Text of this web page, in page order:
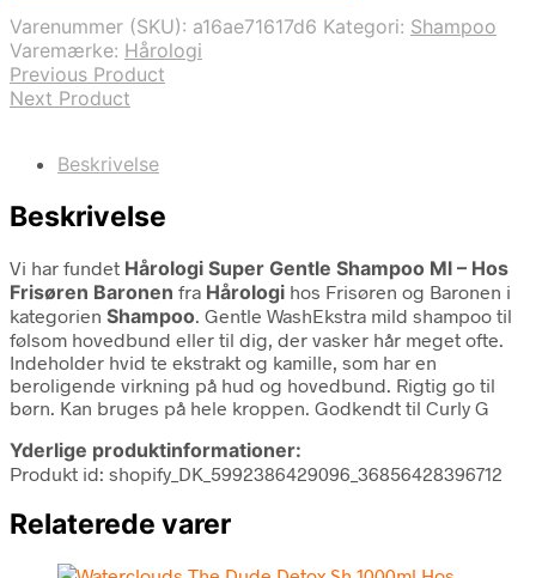
Varenummer (SKU): a16ae71617d6 Kategori: Shampoo
Varemærke: Hårologi
Previous Product
Next Product
Beskrivelse
Beskrivelse
Vi har fundet Hårologi Super Gentle Shampoo Ml – Hos
Frisøren Baronen fra Hårologi hos Frisøren og Baronen i
kategorien Shampoo. Gentle WashEkstra mild shampoo til
følsom hovedbund eller til dig, der vasker hår meget ofte.
Indeholder hvid te ekstrakt og kamille, som har en
beroligende virkning på hud og hovedbund. Rigtig go til
børn. Kan bruges på hele kroppen. Godkendt til Curly G
Yderlige produktinformationer:
Produkt id: shopify_DK_5992386429096_36856428396712
Relaterede varer